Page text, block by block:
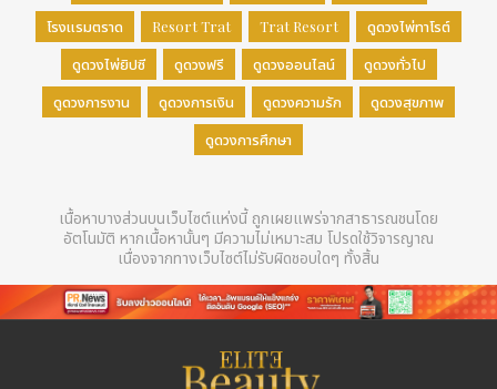
โรงแรมตราด
Resort Trat Trat Resort
ดูดวงไพ่ทาโรต์
ดูดวงไพ่ยิปซี
ดูดวงฟรี ดูดวงออนไลน์
ดูดวงทั่วไป
ดูดวงการงาน
ดูดวงการเงิน ดูดวงความรัก
ดูดวงสุขภาพ
ดูดวงการศึกษา
เนื้อหาบางส่วนบนเว็บไซต์แห่งนี้ ถูกเผยแพร่จากสาธารณชนโดย
อัตโนมัติ หากเนื้อหานั้นๆ มีความไม่เหมาะสม โปรดใช้วิจารญาณ
เนื่องจากทางเว็บไซต์ไม่รับผิดชอบใดๆ ทั้งสิ้น